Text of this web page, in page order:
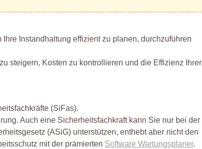
Instandhaltung effizient zu planen, durchzuführen
steigern, Kosten zu kontrollieren und die Effizienz Ihrer
(SiFas).
Auch eine Sicherheitsfachkraft kann Sie nur bei der
(ASiG) unterstützen, enthebt aber nicht den
mit der prämierten Software Wartungsplaner.